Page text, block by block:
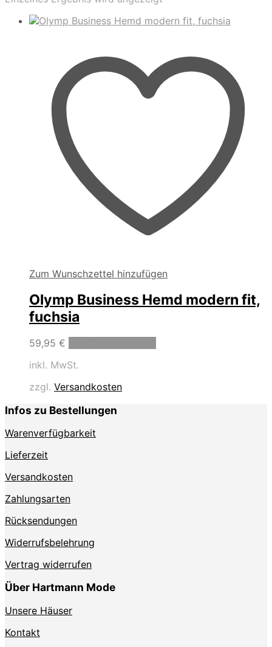
Zum Wunschzettel hinzufügen
Olymp Business Hemd modern fit,
fuchsia
59,95 €
inkl. MwSt.
zzgl. Versandkosten
Infos zu Bestellungen
Warenverfügbarkeit
Lieferzeit
Versandkosten
Zahlungsarten
Rücksendungen
Widerrufsbelehrung
Vertrag widerrufen
Über Hartmann Mode
Unsere Häuser
Kontakt